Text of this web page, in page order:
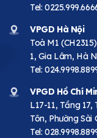
Tel:
VPGD Hà Nội
Toà M1
1, Gia Lâm, Hà
Tel:
VPGD Hồ Chí
L17-11, Tầng
Tôn, Phường Sài
Tel: